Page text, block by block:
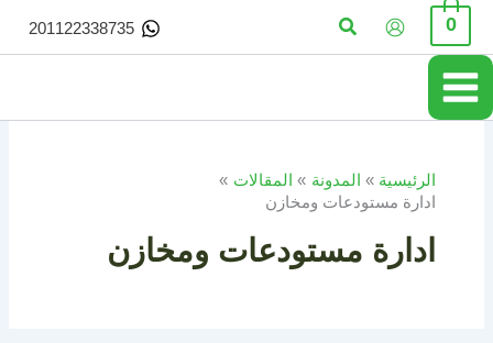
تخطي
المحتوى
0 البحث 201122338735
الرئيسية المدونة
المقالات
ادارة مستودعات ومخازن
ادارة مستودعات ومخازن